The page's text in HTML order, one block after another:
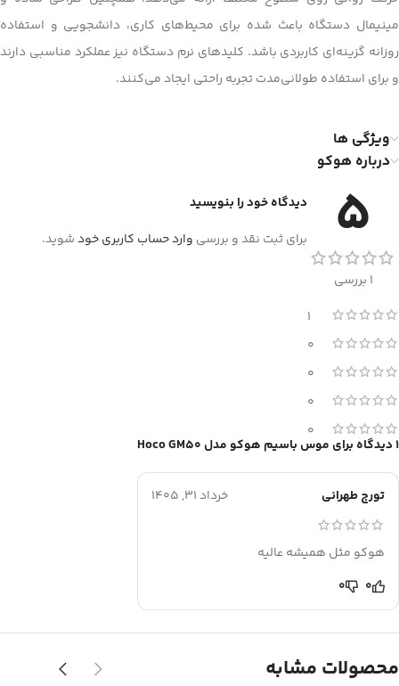
مینیمال دستگاه باعث شده برای محیط‌های کاری، دانشجویی و استفاده
روزانه گزینه‌ای کاربردی باشد. کلیدهای نرم دستگاه نیز عملکرد مناسبی دارند
و برای استفاده طولانی‌مدت تجربه راحتی ایجاد می‌کنند.
ویژگی ها
درباره هوکو
5
1 بررسی
1
0
0
0
0
1 دیدگاه برای موس باسیم هوکو مدل Hoco GM50
تورج طهرانی خرداد 31, 1405
هوکو مثل همیشه عالیه
0
0
دیدگاه خود را بنویسید
برای ثبت نقد و بررسی وارد حساب کاربری خودشوید.
محصولات مشابه